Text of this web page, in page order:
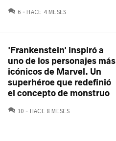
6 COMENTARIOS
HACE 4 MESES
'Frankenstein' inspiró a
uno de los personajes más
icónicos de Marvel. Un
superhéroe que redefinió
el concepto de monstruo
10 COMENTARIOS
HACE 8 MESES